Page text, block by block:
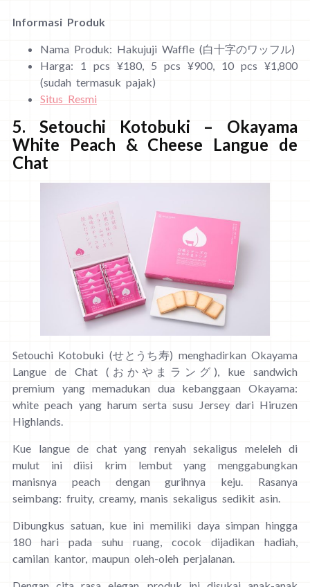
Informasi Produk
Nama Produk: Hakujuji Waffle (白十字のワッフル)
Harga: 1 pcs ¥180, 5 pcs ¥900, 10 pcs ¥1,800
(sudah termasuk pajak)
Situs Resmi
5. Setouchi Kotobuki – Okayama
White Peach & Cheese Langue de
Chat
Setouchi Kotobuki (せとうち寿) menghadirkan Okayama
Langue de Chat (おかやまラング), kue sandwich
premium yang memadukan dua kebanggaan Okayama:
white peach yang harum serta susu Jersey dari Hiruzen
Highlands.
Kue langue de chat yang renyah sekaligus meleleh di
mulut ini diisi krim lembut yang menggabungkan
manisnya peach dengan gurihnya keju. Rasanya
seimbang: fruity, creamy, manis sekaligus sedikit asin.
Dibungkus satuan, kue ini memiliki daya simpan hingga
180 hari pada suhu ruang, cocok dijadikan hadiah,
camilan kantor, maupun oleh-oleh perjalanan.